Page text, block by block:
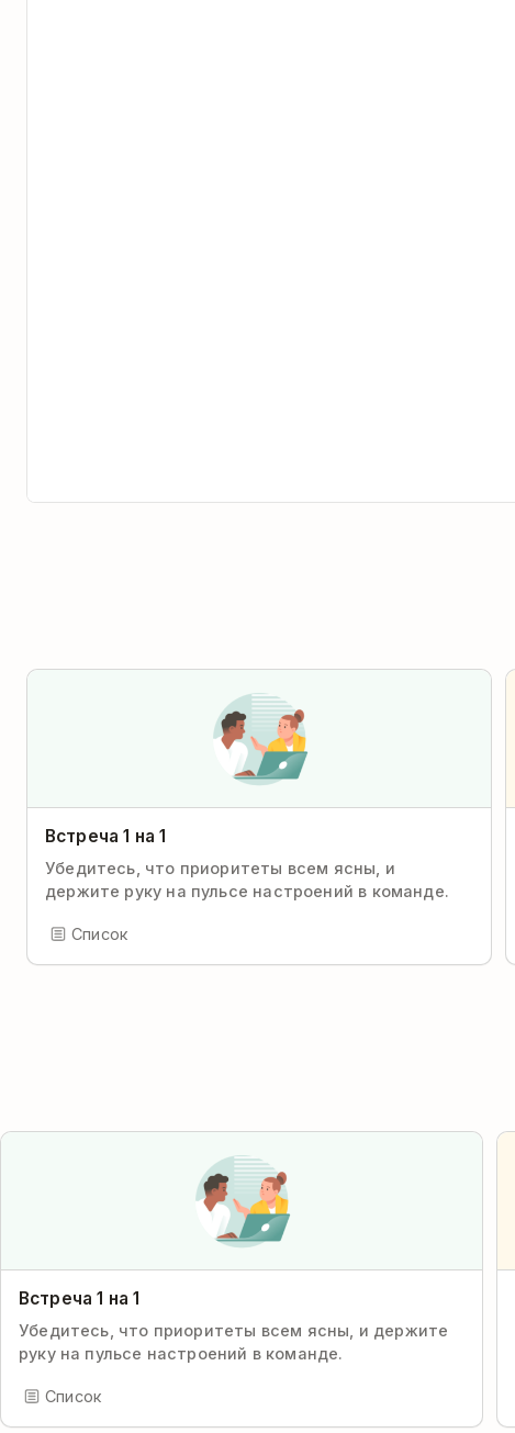
Встреча 1 на 1
Убедитесь, что приоритеты всем ясны, и
держите руку на пульсе настроений в команде.
Список
Встреча 1 на 1
Убедитесь, что приоритеты всем ясны, и держите
руку на пульсе настроений в команде.
Список